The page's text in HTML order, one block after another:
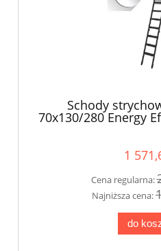
Schody
70x130/280 Energy
1
Cena regularna:
Najniższa cena:
do